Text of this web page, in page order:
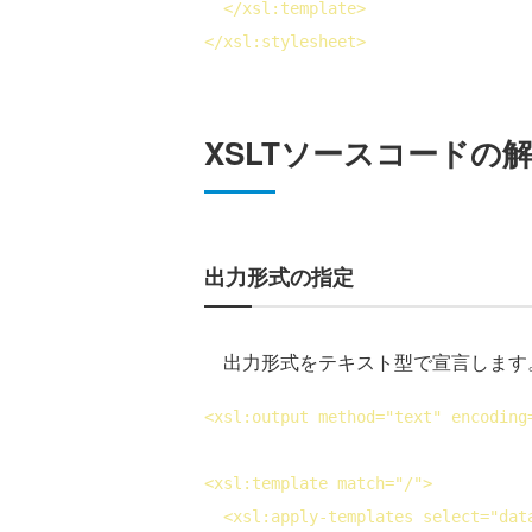
</xsl:template>
</xsl:stylesheet>
XSLTソースコードの
出力形式の指定
出力形式をテキスト型で宣言します。
<xsl:output method="text" encoding
<xsl:template match="/">
<xsl:apply-templates select